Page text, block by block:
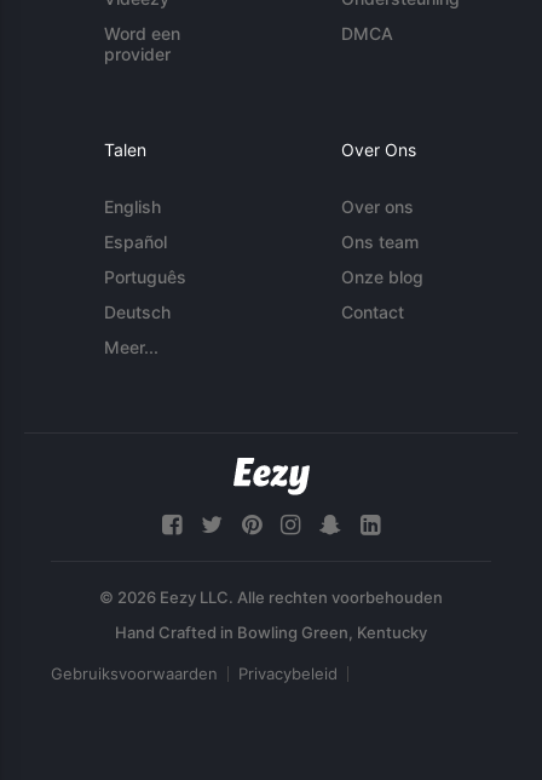
Word een
provider
DMCA
Talen
English
Español
Português
Deutsch
Meer...
Over Ons
Over ons
Ons team
Onze blog
Contact
© 2026 Eezy LLC. Alle rechten voorbehouden
Gebruiksvoorwaarden Privacybeleid